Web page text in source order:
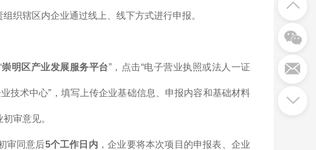
织辖区内企业通过线上、线下方式进行申报。
崇明区产业发展服务平台”，点击“电子营业执照或法人一证
技术中心”，填写上传企业基础信息、申报内容和基础材料
审意见。
审同意后5个工作日内 ，企业要将本次项目的申报表、企业